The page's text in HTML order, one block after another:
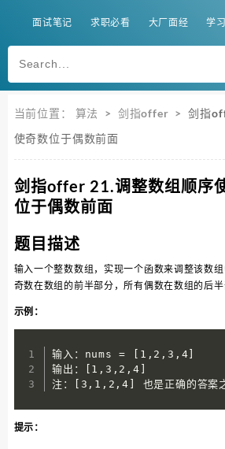
面试笔记 求职必看 大厂面经 学
当前位置： 算法 > 剑指offer >剑指
使奇数位于偶数前面
剑指offer 21.调整数组顺序
位于偶数前面
题目描述
输入一个整数数组，实现一个函数来调整该数
奇数在数组的前半部分，所有偶数在数组的后半
示例：
输入：nums = [1,2,3,4]
输出：[1,3,2,4]
注：[3,1,2,4] 也是正确的答案之
提示：